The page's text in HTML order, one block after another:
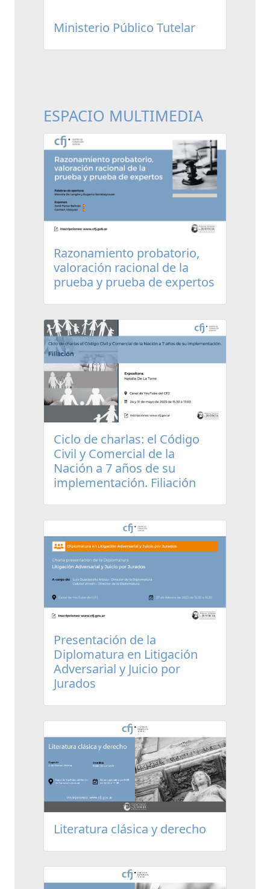
Ministerio Público Tutelar
ESPACIO MULTIMEDIA
Razonamiento probatorio,
valoración racional de la
prueba y prueba de expertos
Ciclo de charlas: el Código
Civil y Comercial de la
Nación a 7 años de su
implementación. Filiación
Presentación de la
Diplomatura en Litigación
Adversarial y Juicio por
Jurados
Literatura clásica y derecho